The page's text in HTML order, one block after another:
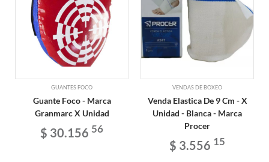
GUANTES FOCO
Guante Foco - Marca
Granmarc X Unidad
$ 30.156 56
VENDAS DE BOXEO
Venda Elastica De 9 Cm - X
Unidad - Blanca - Marca
Procer
$ 3.556 15